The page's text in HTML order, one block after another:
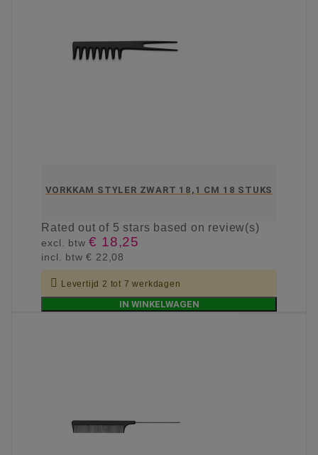
VORKKAM STYLER ZWART 18,1 CM 18 STUKS
Ratedout of 5 stars based on review(s)
excl. btw€ 18,25
incl. btw€ 22,08
 Levertijd 2 tot 7 werkdagen
IN WINKELWAGEN